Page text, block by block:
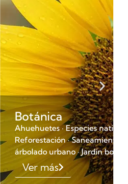
nativas ·
forestal ·
Jardín botánico